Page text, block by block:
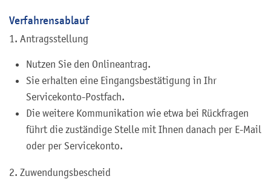
Verfahrensablauf
1. Antragsstellung
Nutzen Sie den Onlineantrag.
Sie erhalten eine Eingangsbestätigung in Ihr
Servicekonto-Postfach.
Die weitere Kommunikation wie etwa bei Rückfragen
führt die zuständige Stelle mit Ihnen danach per E-Mail
oder per Servicekonto.
2. Zuwendungsbescheid